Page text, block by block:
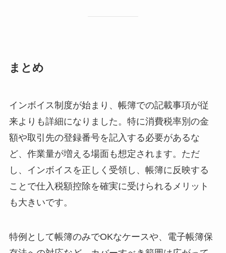
まとめ
インボイス制度が始まり、帳簿での記載事項が従
来よりも詳細になりました。特に消費税率別の金
額や取引先の登録番号を記入する必要があるな
ど、作業量が増える場面も想定されます。ただ
し、インボイスを正しく受領し、帳簿に反映する
ことで仕入税額控除を確実に受けられるメリット
も大きいです。
特例として帳簿のみでOKなケースや、電子帳簿保